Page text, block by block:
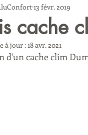
cache
13 févr. 2019
à jour :18 avr. 2021
d'un cache clim